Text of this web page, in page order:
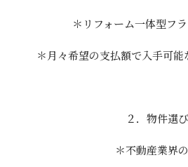
＊リフォーム一体型フ
＊月々希望の支払額で入手可能
２．物件選び
＊不動産業界